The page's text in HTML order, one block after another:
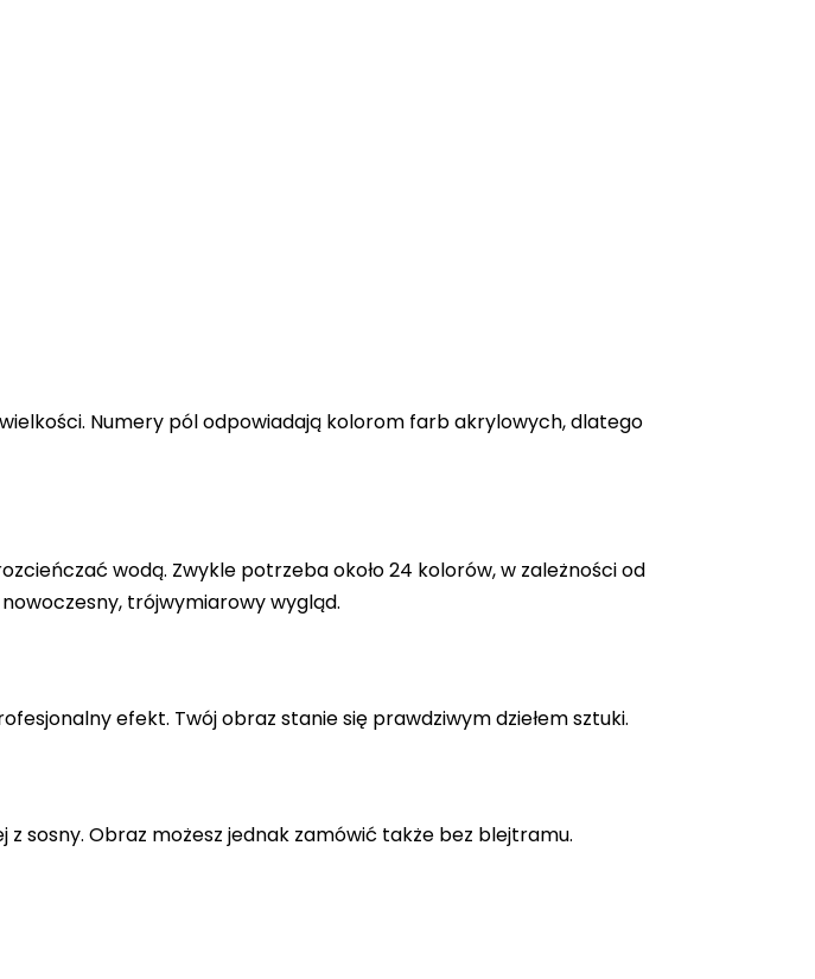
Numery pól odpowiadają kolorom farb akrylowych, dlatego
wodą. Zwykle potrzeba około 24 kolorów, w zależności od
trójwymiarowy wygląd.
efekt. Twój obraz stanie się prawdziwym dziełem sztuki.
sosny. Obraz możesz jednak zamówić także bez blejtramu.